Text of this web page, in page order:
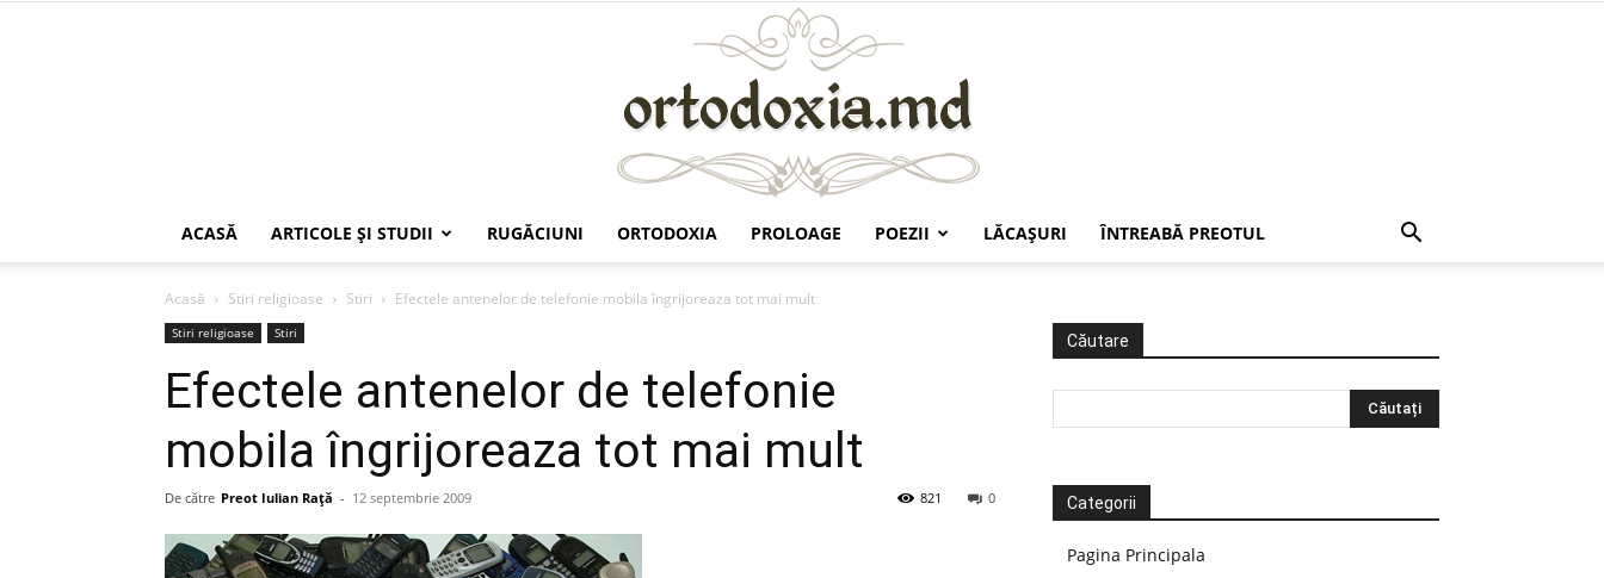
ACASĂ ARTICOLE ŞI STUDII RUGĂCIUNI ORTODOXIA PROLOAGE POEZII LĂCAŞURI ÎNTREABĂ PREOTUL
Acasă Stiri religioase Stiri Efectele antenelor de telefonie mobila îngrijoreaza tot mai mult
Stiri religioase Stiri
Efectele antenelor de telefonie
mobila îngrijoreaza tot mai mult
De către Preot Iulian Raţă - 12 septembrie 2009 0
821
Căutare
Categorii
Pagina Principala